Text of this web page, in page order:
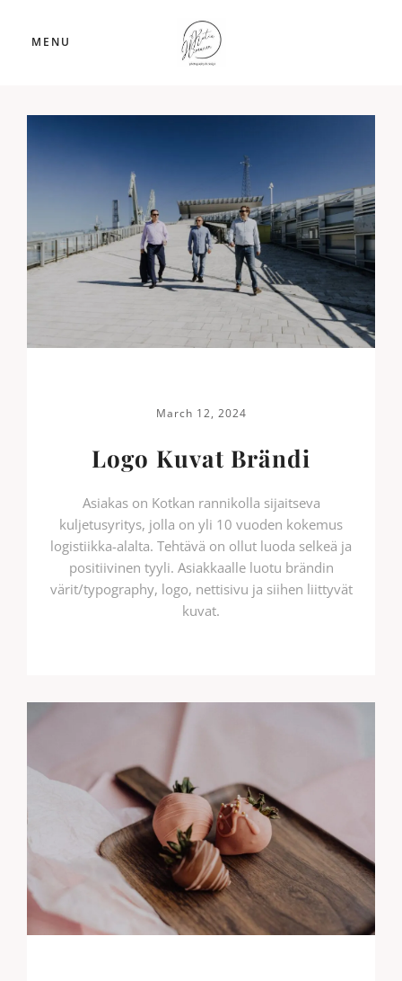
MENU Brändikuvaus
March 12, 2024
Logo Kuvat Brändi
Asiakas on Kotkan rannikolla sijaitseva
kuljetusyritys, jolla on yli 10 vuoden kokemus
logistiikka-alalta. Tehtävä on ollut luoda selkeä ja
positiivinen tyyli. Asiakkaalle luotu brändin
värit/typography, logo, nettisivu ja siihen liittyvät
kuvat.